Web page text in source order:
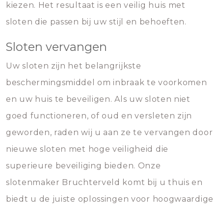
kiezen. Het resultaat is een veilig huis met
sloten die passen bij uw stijl en behoeften.
Sloten vervangen
Uw sloten zijn het belangrijkste
beschermingsmiddel om inbraak te voorkomen
en uw huis te beveiligen. Als uw sloten niet
goed functioneren, of oud en versleten zijn
geworden, raden wij u aan ze te vervangen door
nieuwe sloten met hoge veiligheid die
superieure beveiliging bieden. Onze
slotenmaker Bruchterveld komt bij u thuis en
biedt u de juiste oplossingen voor hoogwaardige